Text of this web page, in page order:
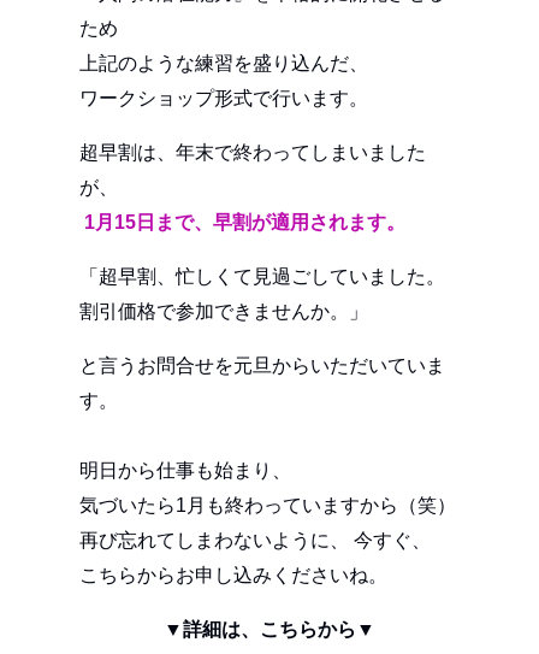
ため
上記のような練習を盛り込んだ、
ワークショップ形式で行います。
超早割は、年末で終わってしまいました
が、
1月15日まで、早割が適用されます。
「超早割、忙しくて見過ごしていました。
割引価格で参加できませんか。」
と言うお問合せを元旦からいただいていま
す。
明日から仕事も始まり、
気づいたら1月も終わっていますから（笑）
再び忘れてしまわないように、 今すぐ、
こちらからお申し込みくださいね。
▼詳細は、こちらから▼